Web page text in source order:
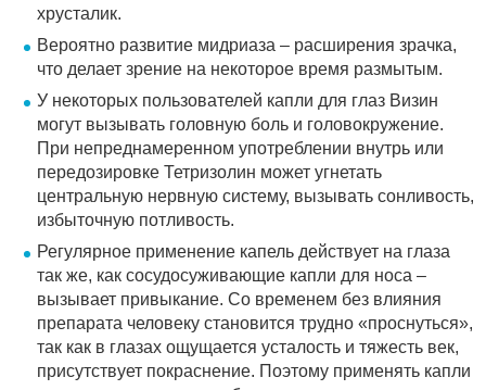
хрусталик.
Вероятно развитие мидриаза – расширения зрачка,
что делает зрение на некоторое время размытым.
У некоторых пользователей капли для глаз Визин
могут вызывать головную боль и головокружение.
При непреднамеренном употреблении внутрь или
передозировке Тетризолин может угнетать
центральную нервную систему, вызывать сонливость,
избыточную потливость.
Регулярное применение капель действует на глаза
так же, как сосудосуживающие капли для носа –
вызывает привыкание. Со временем без влияния
препарата человеку становится трудно «проснуться»,
так как в глазах ощущается усталость и тяжесть век,
присутствует покраснение. Поэтому применять капли